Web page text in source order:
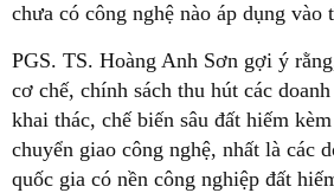
chưa có công nghệ nào áp dụng vào
PGS. TS. Hoàng Anh Sơn gợi ý
cơ chế, chính sách thu hút các
khai thác, chế biến sâu đất hiếm
chuyển giao công nghệ, nhất là các
quốc gia có nền công nghiệp đất